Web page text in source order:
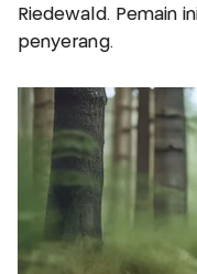
Riedewald. Pemain
penyerang.